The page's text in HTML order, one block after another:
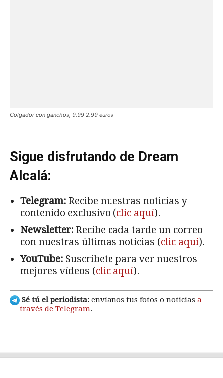
Colgador con ganchos, 9.99 2.99 euros
Sigue disfrutando de Dream
Alcalá:
Telegram: Recibe nuestras noticias y
contenido exclusivo (clic aquí).
Newsletter: Recibe cada tarde un correo
con nuestras últimas noticias (clic aquí).
YouTube: Suscríbete para ver nuestros
mejores vídeos (clic aquí).
Sé tú el periodista: envíanos tus fotos o noticias a
través de Telegram.